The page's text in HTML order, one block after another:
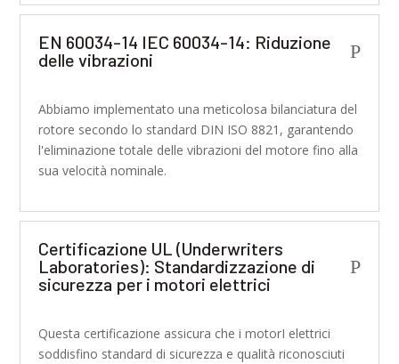
EN 60034-14 IEC 60034-14: Riduzione
delle vibrazioni
P
Abbiamo implementato una meticolosa bilanciatura del
rotore secondo lo standard DIN ISO 8821, garantendo
l'eliminazione totale delle vibrazioni del motore fino alla
sua velocità nominale.
Certificazione UL (Underwriters
Laboratories): Standardizzazione di
sicurezza per i motori elettrici
P
Questa certificazione assicura che i motorI elettrici
soddisfino standard di sicurezza e qualità riconosciuti